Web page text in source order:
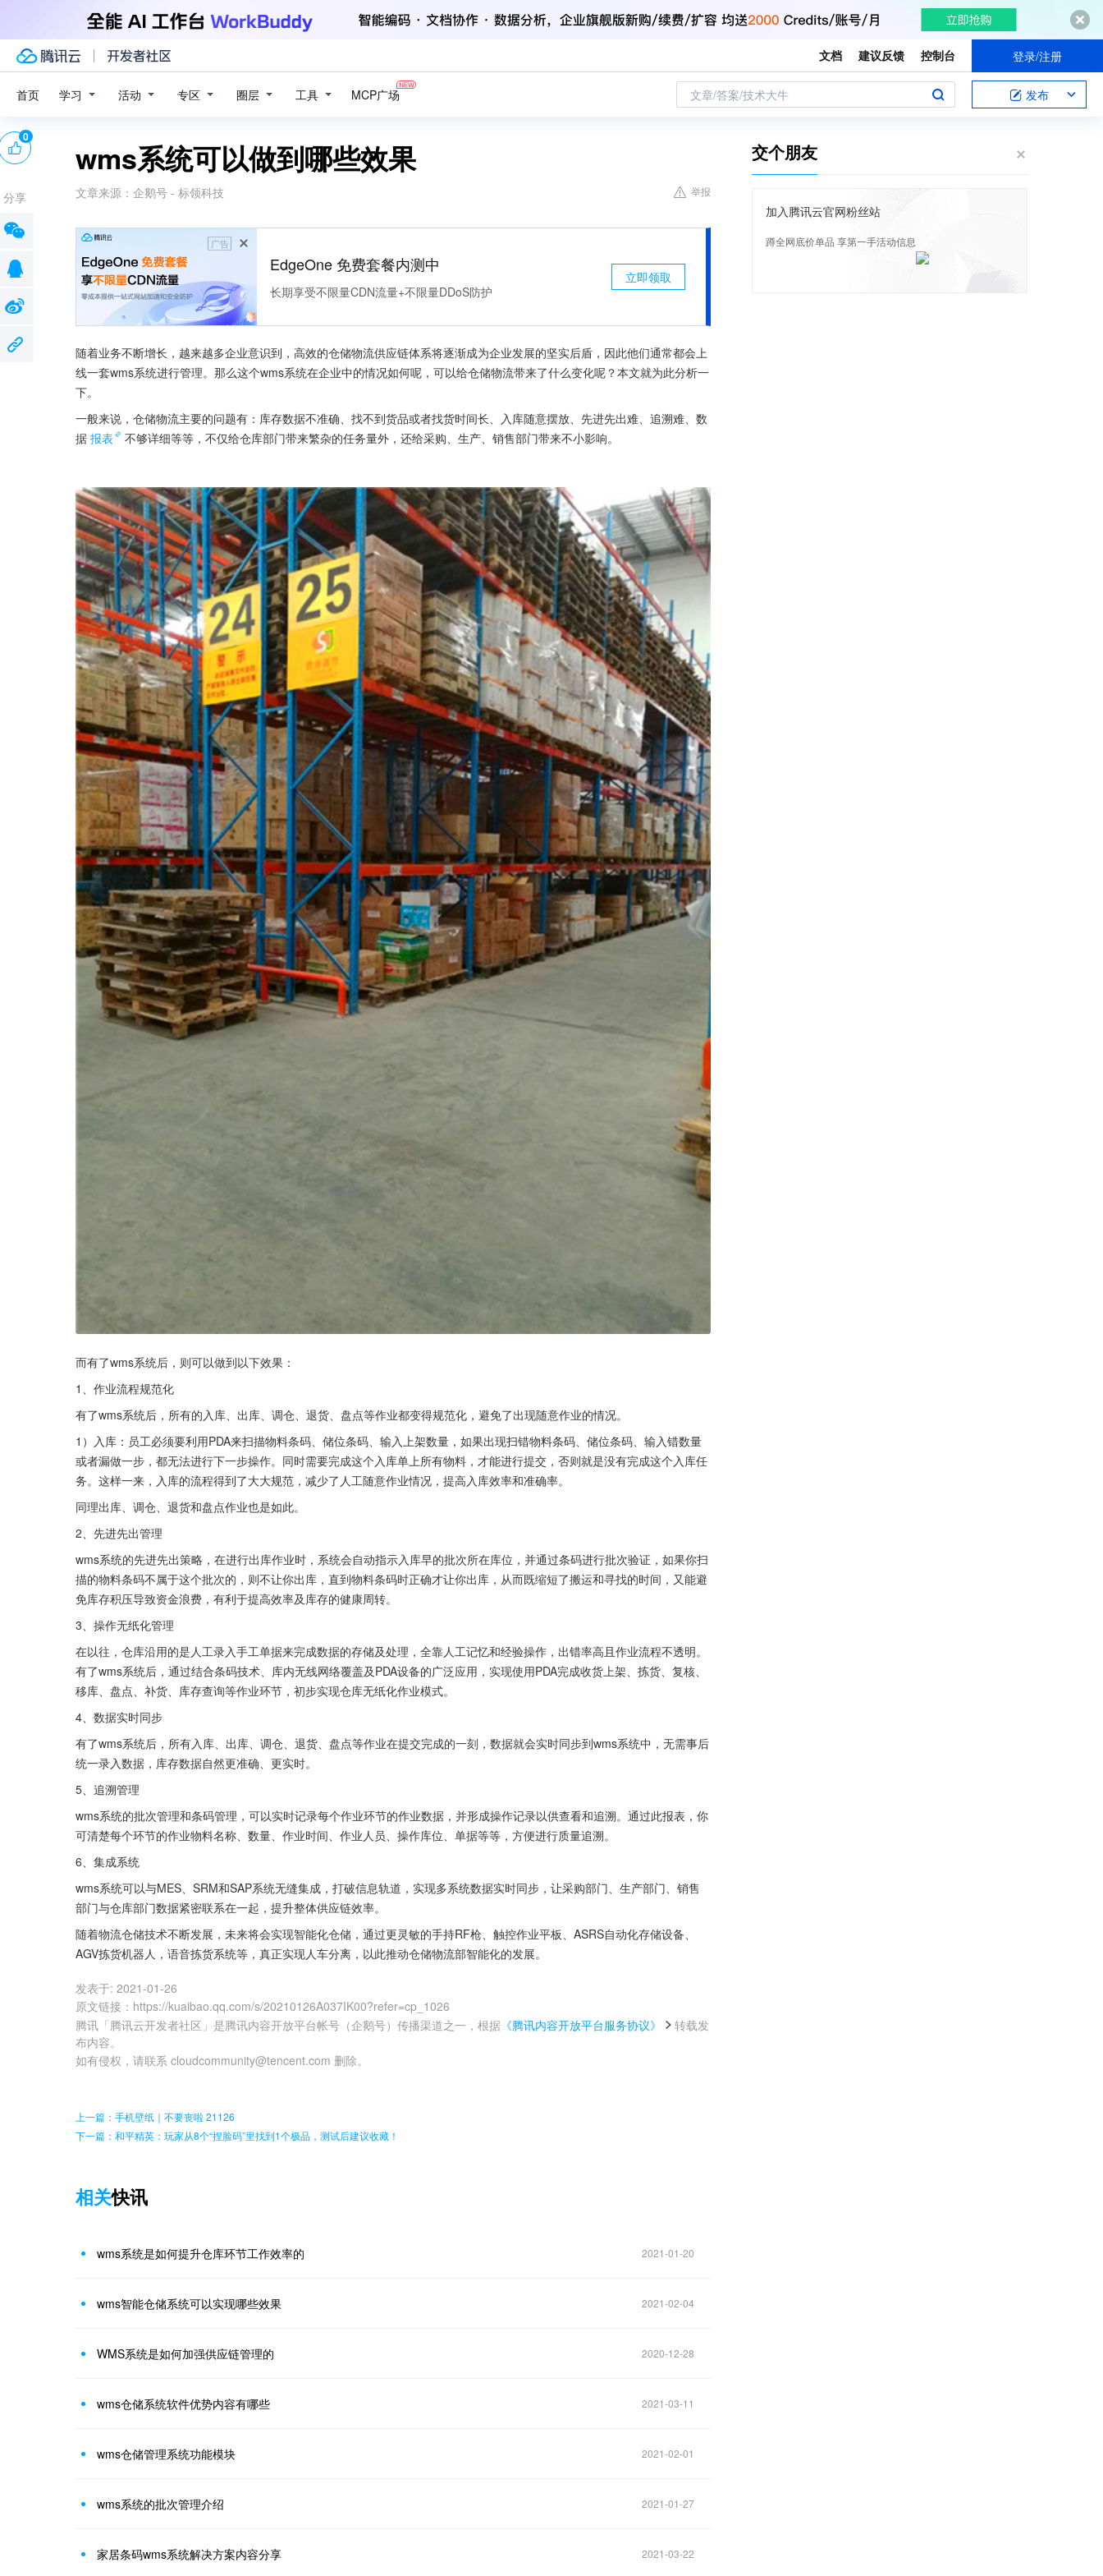
文档 建议反馈 控制台 登录/注册
首页 学习 活动 专区 圈层 工具 MCP广场 文章/答案/技术大牛 发布
wms系统可以做到哪些效果
文章来源： 企鹅号 - 标领科技 举报
广告
EdgeOne 免费套餐内测中
长期享受不限量CDN流量+不限量DDoS防护
立即领取
随着业务不断增长，越来越多企业意识到，高效的仓储物流供应链体系将逐渐成为企业发展的坚实后盾，因此他们通常都会上
线一套wms系统进行管理。那么这个wms系统在企业中的情况如何呢，可以给仓储物流带来了什么变化呢？本文就为此分析一
下。
一般来说，仓储物流主要的问题有：库存数据不准确、找不到货品或者找货时间长、入库随意摆放、先进先出难、追溯难、数
据 报表 不够详细等等，不仅给仓库部门带来繁杂的任务量外，还给采购、生产、销售部门带来不小影响。
而有了wms系统后，则可以做到以下效果：
1、作业流程规范化
有了wms系统后，所有的入库、出库、调仓、退货、盘点等作业都变得规范化，避免了出现随意作业的情况。
1）入库：员工必须要利用PDA来扫描物料条码、储位条码、输入上架数量，如果出现扫错物料条码、储位条码、输入错数量
或者漏做一步，都无法进行下一步操作。同时需要完成这个入库单上所有物料，才能进行提交，否则就是没有完成这个入库任
务。这样一来，入库的流程得到了大大规范，减少了人工随意作业情况，提高入库效率和准确率。
同理出库、调仓、退货和盘点作业也是如此。
2、先进先出管理
wms系统的先进先出策略，在进行出库作业时，系统会自动指示入库早的批次所在库位，并通过条码进行批次验证，如果你扫
描的物料条码不属于这个批次的，则不让你出库，直到物料条码时正确才让你出库，从而既缩短了搬运和寻找的时间，又能避
免库存积压导致资金浪费，有利于提高效率及库存的健康周转。
3、操作无纸化管理
在以往，仓库沿用的是人工录入手工单据来完成数据的存储及处理，全靠人工记忆和经验操作，出错率高且作业流程不透明。
有了wms系统后，通过结合条码技术、库内无线网络覆盖及PDA设备的广泛应用，实现使用PDA完成收货上架、拣货、复核、
移库、盘点、补货、库存查询等作业环节，初步实现仓库无纸化作业模式。
4、数据实时同步
有了wms系统后，所有入库、出库、调仓、退货、盘点等作业在提交完成的一刻，数据就会实时同步到wms系统中，无需事后
统一录入数据，库存数据自然更准确、更实时。
5、追溯管理
wms系统的批次管理和条码管理，可以实时记录每个作业环节的作业数据，并形成操作记录以供查看和追溯。通过此报表，你
可清楚每个环节的作业物料名称、数量、作业时间、作业人员、操作库位、单据等等，方便进行质量追溯。
6、集成系统
wms系统可以与MES、SRM和SAP系统无缝集成，打破信息轨道，实现多系统数据实时同步，让采购部门、生产部门、销售
部门与仓库部门数据紧密联系在一起，提升整体供应链效率。
随着物流仓储技术不断发展，未来将会实现智能化仓储，通过更灵敏的手持RF枪、触控作业平板、ASRS自动化存储设备、
AGV拣货机器人，语音拣货系统等，真正实现人车分离，以此推动仓储物流部智能化的发展。
发表于: 2021-01-26
原文链接 ： https://kuaibao.qq.com/s/20210126A037IK00?refer=cp_1026
腾讯「腾讯云开发者社区」是腾讯内容开放平台帐号（企鹅号）传播渠道之一，根据 《腾讯内容开放平台服务协议》
转载发
布内容。
如有侵权，请联系 cloudcommunity@tencent.com 删除。
0
分享
上一篇：手机壁纸｜不要丧啦 21126
下一篇：和平精英：玩家从8个“捏脸码”里找到1个极品，测试后建议收藏！
相关快讯
wms系统是如何提升仓库环节工作效率的 2021-01-20
wms智能仓储系统可以实现哪些效果 2021-02-04
WMS系统是如何加强供应链管理的 2020-12-28
wms仓储系统软件优势内容有哪些 2021-03-11
wms仓储管理系统功能模块 2021-02-01
wms系统的批次管理介绍 2021-01-27
家居条码wms系统解决方案内容分享 2021-03-22
交个朋友
加入腾讯云官网粉丝站
蹲全网底价单品 享第一手活动信息